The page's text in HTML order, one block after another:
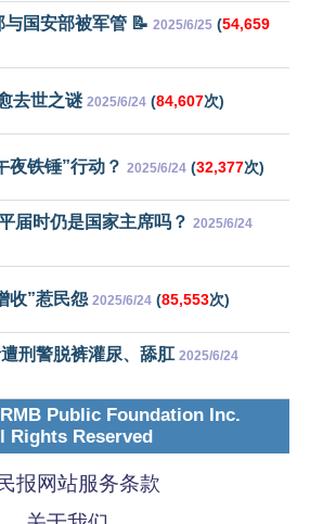
国安部被军管 📝 2025/6/25 (54,659
去世之谜 2025/6/24 (84,607次)
夜铁锤”行动？ 2025/6/24 (32,377次)
届时仍是国家主席吗？ 2025/6/24
收”惹民怨 2025/6/24 (85,553次)
刑警脱裤灌尿、舔肛 2025/6/24
Public Foundation Inc.
Rights Reserved
报网站服务条款